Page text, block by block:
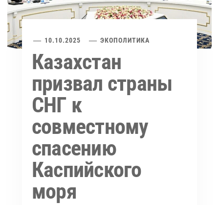
10.10.2025 ЭКОПОЛИТИКА
Казахстан
призвал страны
СНГ к
совместному
спасению
Каспийского
моря